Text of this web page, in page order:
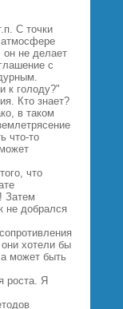
С точки
он не делает
с
к голоду?"
Кто знает?
в таком
что-то
что
Затем
не добрался
хотели бы
может быть
роста. Я